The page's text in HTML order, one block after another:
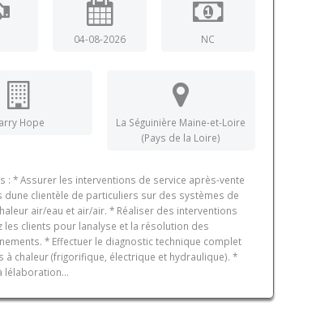
04-08-2026 NC
Hope
La Séguinière Maine-et-Loire
(Pays de la Loire)
: * Assurer les interventions de service après-vente
dune clientèle de particuliers sur des systèmes de
air/eau et air/air. * Réaliser des interventions
les clients pour lanalyse et la résolution des
* Effectuer le diagnostic technique complet
à chaleur (frigorifique, électrique et hydraulique). *
lélaboration...